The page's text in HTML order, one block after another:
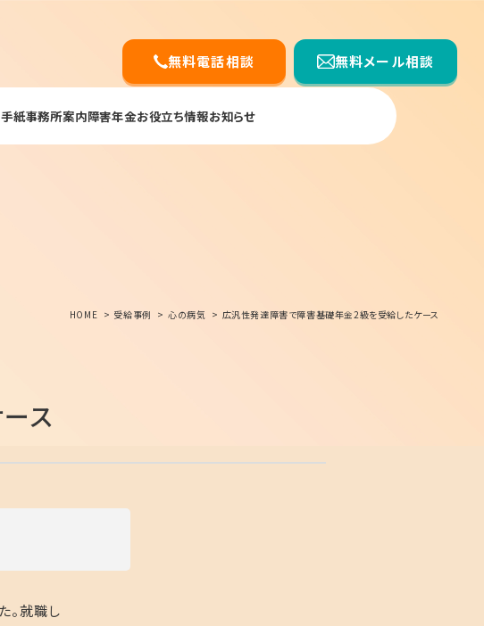
無料電話相談 無料メール相談
紙事務所案内障害年金お役立ち情報お知らせ
HOME 受給事例 心の病気 広汎性発達障害で障害基礎年金2級を受給したケース
ス
。就職し